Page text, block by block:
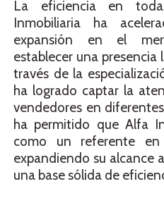
La eficiencia en
Inmobiliaria ha
expansión en el
establecer una
través de la
ha logrado captar la
vendedores en
ha permitido que Alfa
como un referente
expandiendo su alcance
una base sólida de